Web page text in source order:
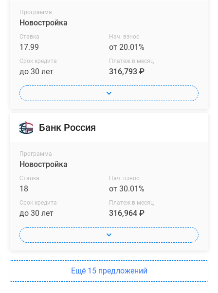
Программа
Новостройка
Ставка
17.99
Нач. взнос
от 20.01%
Срок кредита
до 30 лет
Платеж в месяц
316,793 ₽
Банк Россия
Программа
Новостройка
Ставка
18
Нач. взнос
от 30.01%
Срок кредита
до 30 лет
Платеж в месяц
316,964 ₽
Ещё 15 предложений